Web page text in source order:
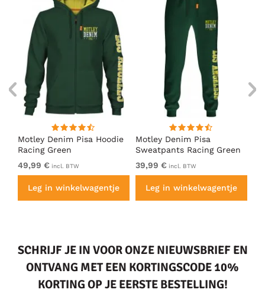
Motley Denim Pisa Hoodie
Racing Green
49,99 € incl. BTW
Leg in winkelwagentje
Motley Denim Pisa
Sweatpants Racing Green
39,99 € incl. BTW
Leg in winkelwagentje
SCHRIJF JE IN VOOR ONZE NIEUWSBRIEF EN
ONTVANG MET EEN KORTINGSCODE 10%
KORTING OP JE EERSTE BESTELLING!